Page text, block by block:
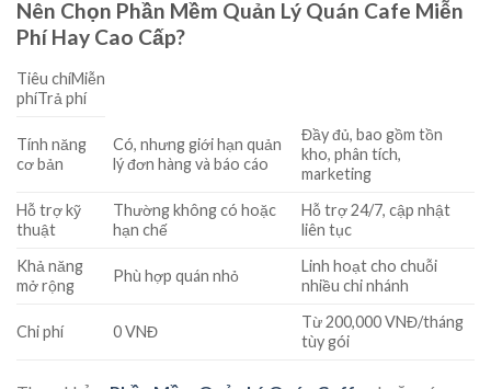
Nên Chọn Phần Mềm Quản Lý Quán Cafe Miễn
Phí Hay Cao Cấp?
Tiêu chíMiễn
phíTrả phí
Tính năng
cơ bản
Có, nhưng giới hạn quản
lý đơn hàng và báo cáo
Đầy đủ, bao gồm tồn
kho, phân tích,
marketing
Hỗ trợ kỹ
thuật
Thường không có hoặc
hạn chế
Hỗ trợ 24/7, cập nhật
liên tục
Khả năng
mở rộng
Phù hợp quán nhỏ
Linh hoạt cho chuỗi
nhiều chi nhánh
Chi phí 0 VNĐ
Từ 200,000 VNĐ/tháng
tùy gói